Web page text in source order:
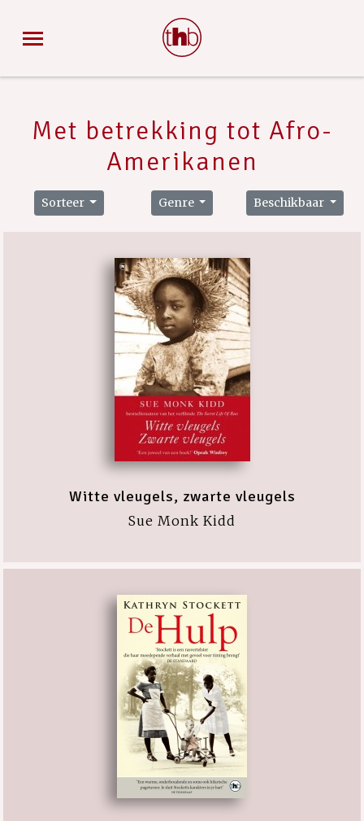
Met betrekking tot Afro-
Amerikanen
Sorteer Genre Beschikbaar
Witte vleugels, zwarte vleugels
Sue Monk Kidd